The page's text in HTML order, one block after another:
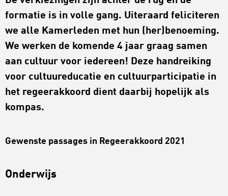
formatie is in volle gang. Uiteraard feliciteren
we alle Kamerleden met hun (her)benoeming.
We werken de komende 4 jaar graag samen
aan cultuur voor iedereen! Deze handreiking
voor cultuureducatie en cultuurparticipatie in
het regeerakkoord dient daarbij hopelijk als
kompas.
Gewenste passages in Regeerakkoord 2021
Onderwijs